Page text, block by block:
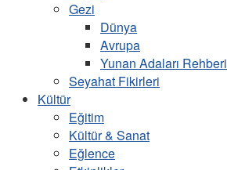
Gezi
Dünya
Avrupa
Yunan Adaları Rehberi
Seyahat Fikirleri
Kültür
Eğitim
Kültür & Sanat
Eğlence